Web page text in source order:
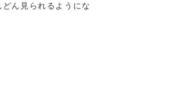
ん見られるようにな